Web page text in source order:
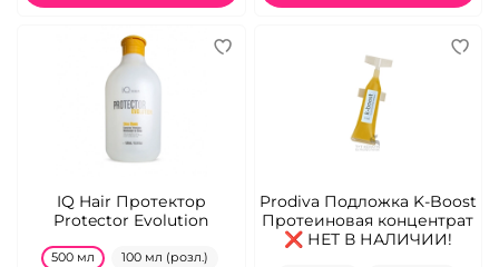
IQ Hair Протектор
Protector Evolution
500 мл 100 мл (розл.)
Prodiva Подложка K-Boost
Протеиновая концентрат
❌ НЕТ В НАЛИЧИИ!